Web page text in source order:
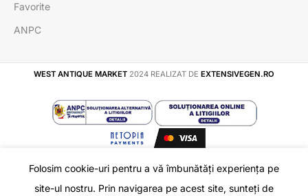
Favorite
ANPC
WEST ANTIQUE MARKET 2024 REALIZAT DE EXTENSIVEGEN.RO
Folosim cookie-uri pentru a vă îmbunătăți experiența pe
site-ul nostru. Prin navigarea pe acest site, sunteți de
Inel Argint Stil
280lei
În
ADAUGĂ